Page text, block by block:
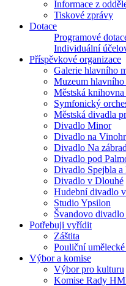
Informace z
Tiskové zprávy
Dotace
Programové
Individuální
Příspěvkové organizace
Galerie hlavního
Muzeum hlavního
Městská knihovna
Symfonický
Městská divadla
Divadlo Minor
Divadlo na
Divadlo Na
Divadlo pod
Divadlo Spejbla
Divadlo v Dlouhé
Hudební divadlo
Studio Ypsilon
Švandovo
Potřebuji vyřídit
Záštita
Pouliční
Výbor a komise
Výbor pro kulturu
Komise Rady